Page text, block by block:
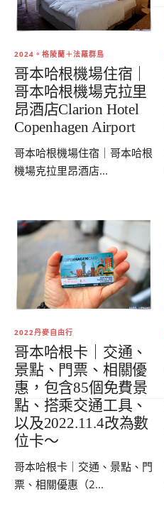
2024。格陵蘭＋法羅群島
哥本哈根機場住宿｜
哥本哈根機場克拉里
昂酒店Clarion Hotel
Copenhagen Airport
哥本哈根機場住宿｜哥本哈根
機場克拉里昂酒店...
2022丹麥自由行
哥本哈根卡｜交通、
景點、門票、相關優
惠，包含85個免費景
點、搭乘交通工具、
以及2022.11.4改為數
位卡～
哥本哈根卡｜交通、景點、門
票、相關優惠（2...